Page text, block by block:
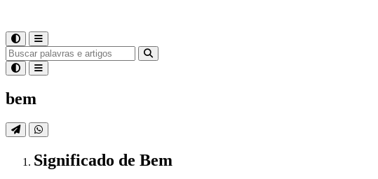
bem
Significado de Bem